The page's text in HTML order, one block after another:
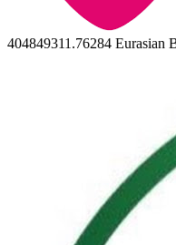
404849311.76284 Eurasian